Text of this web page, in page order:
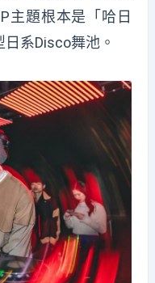
主題根本是「哈日
系Disco舞池。